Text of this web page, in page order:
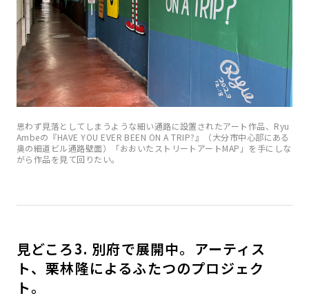
思わず見落としてしまうような細い通路に設置されたアート作品、Ryu
Ambeの『HAVE YOU EVER BEEN ON A TRIP?』（大分市中心部にある
奥の細道ビル通路壁面）「おおいたストリートアートMAP」を手にしな
がら作品を見て回りたい。
見どころ3. 別府で展開中。アーティス
ト、栗林隆によるふたつのプロジェク
ト。